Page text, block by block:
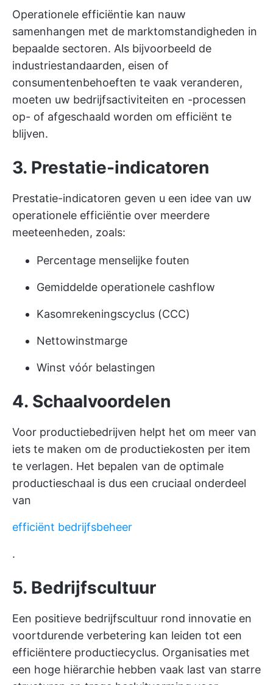
Operationele efficiëntie kan nauw
samenhangen met de marktomstandigheden in
bepaalde sectoren. Als bijvoorbeeld de
industriestandaarden, eisen of
consumentenbehoeften te vaak veranderen,
moeten uw bedrijfsactiviteiten en -processen
op- of afgeschaald worden om efficiënt te
blijven.
3. Prestatie-indicatoren
Prestatie-indicatoren geven u een idee van uw
operationele efficiëntie over meerdere
meeteenheden, zoals:
Percentage menselijke fouten
Gemiddelde operationele cashflow
Kasomrekeningscyclus (CCC)
Nettowinstmarge
Winst vóór belastingen
4. Schaalvoordelen
Voor productiebedrijven helpt het om meer van
iets te maken om de productiekosten per item
te verlagen. Het bepalen van de optimale
productieschaal is dus een cruciaal onderdeel
van
efficiënt bedrijfsbeheer
.
5. Bedrijfscultuur
Een positieve bedrijfscultuur rond innovatie en
voortdurende verbetering kan leiden tot een
efficiëntere productiecyclus. Organisaties met
een hoge hiërarchie hebben vaak last van starre